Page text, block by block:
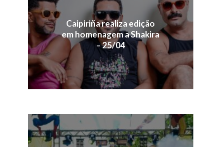
Caipiriña realiza edição
em homenagem a Shakira
– 25/04